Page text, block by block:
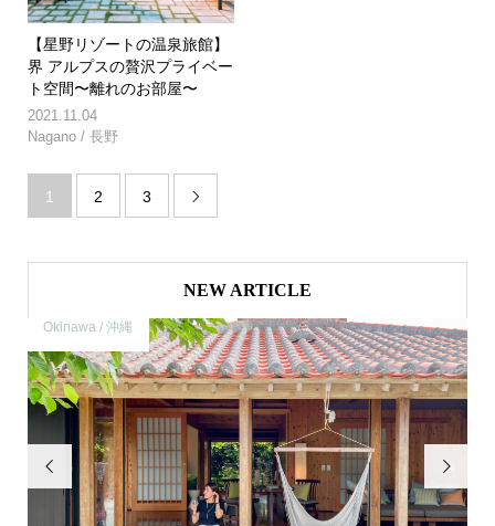
【星野リゾートの温泉旅館】
界 アルプスの贅沢プライベー
ト空間〜離れのお部屋〜
2021.11.04
Nagano / 長野
1 2 3 
NEW ARTICLE

Okinawa / 沖縄
